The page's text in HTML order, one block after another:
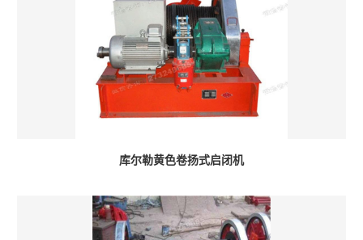
库尔勒黄色卷扬式启闭机